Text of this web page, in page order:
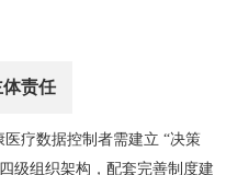
责任
医疗数据控制者需建立 “决策
级组织架构，配套完善制度建